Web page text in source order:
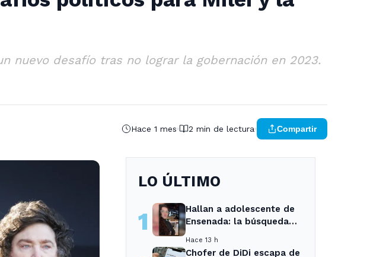
nuevo desafío tras no lograr la gobernación en 2023.
Hace 1 mes 2 min de lectura Compartir
LO ÚLTIMO
1
Hallan a adolescente de
Ensenada: la búsqueda
Hace 13 h
Chofer de DiDi escapa de